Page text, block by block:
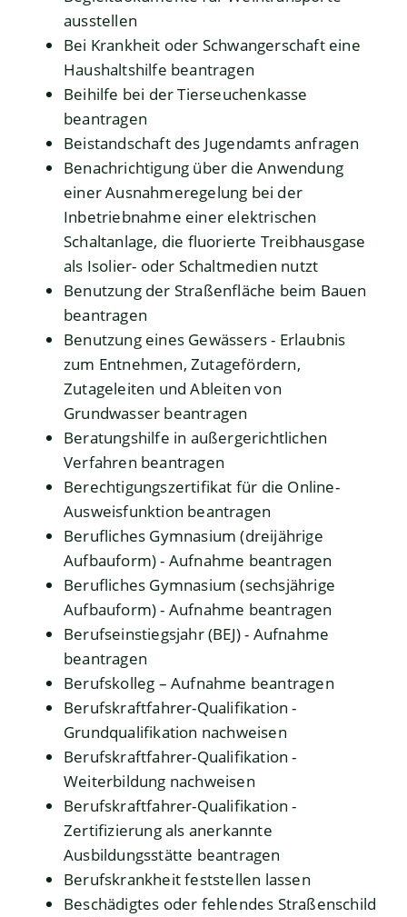
ausstellen
Bei Krankheit oder Schwangerschaft eine
Haushaltshilfe beantragen
Beihilfe bei der Tierseuchenkasse
beantragen
Beistandschaft des Jugendamts anfragen
Benachrichtigung über die Anwendung
einer Ausnahmeregelung bei der
Inbetriebnahme einer elektrischen
Schaltanlage, die fluorierte Treibhausgase
als Isolier- oder Schaltmedien nutzt
Benutzung der Straßenfläche beim Bauen
beantragen
Benutzung eines Gewässers - Erlaubnis
zum Entnehmen, Zutagefördern,
Zutageleiten und Ableiten von
Grundwasser beantragen
Beratungshilfe in außergerichtlichen
Verfahren beantragen
Berechtigungszertifikat für die Online-
Ausweisfunktion beantragen
Berufliches Gymnasium (dreijährige
Aufbauform) - Aufnahme beantragen
Berufliches Gymnasium (sechsjährige
Aufbauform) - Aufnahme beantragen
Berufseinstiegsjahr (BEJ) - Aufnahme
beantragen
Berufskolleg – Aufnahme beantragen
Berufskraftfahrer-Qualifikation -
Grundqualifikation nachweisen
Berufskraftfahrer-Qualifikation -
Weiterbildung nachweisen
Berufskraftfahrer-Qualifikation -
Zertifizierung als anerkannte
Ausbildungsstätte beantragen
Berufskrankheit feststellen lassen
Beschädigtes oder fehlendes Straßenschild